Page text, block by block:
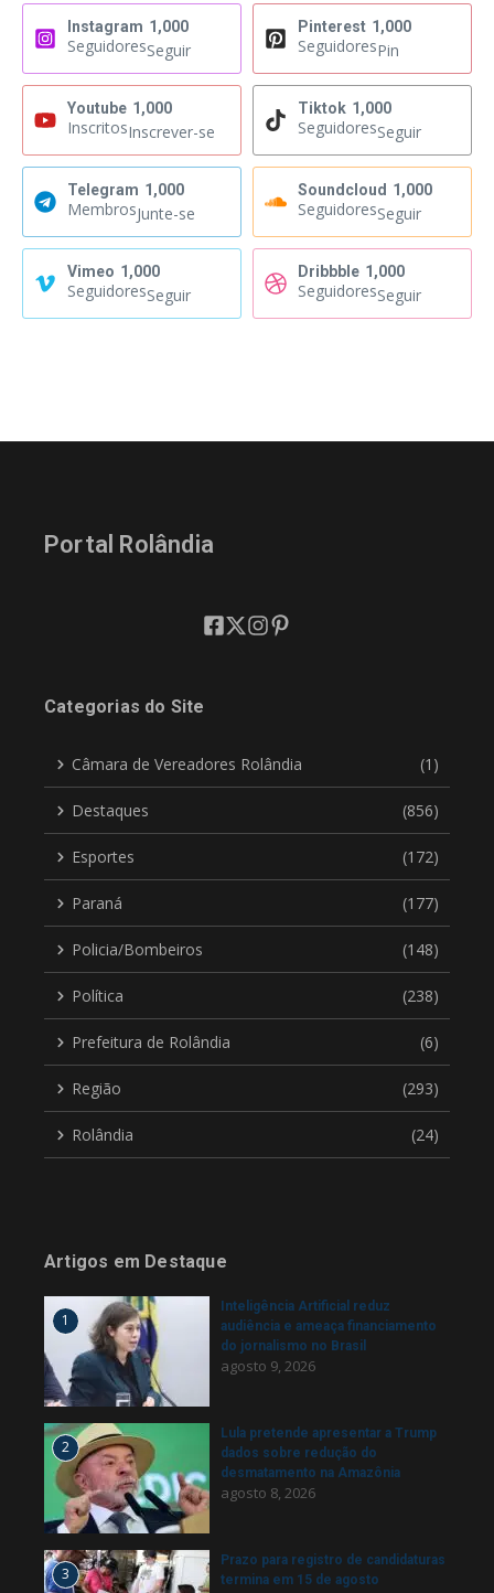
Instagram 1,000
SeguidoresSeguir
Pinterest 1,000
SeguidoresPin
Youtube 1,000
InscritosInscrever-se
Tiktok 1,000
SeguidoresSeguir
Telegram 1,000
MembrosJunte-se
Soundcloud 1,000
SeguidoresSeguir
Vimeo 1,000
SeguidoresSeguir
Dribbble 1,000
SeguidoresSeguir
Portal Rolândia
Categorias do Site
Câmara de Vereadores Rolândia (1)
Destaques (856)
Esportes (172)
Paraná (177)
Policia/Bombeiros (148)
Política (238)
Prefeitura de Rolândia (6)
Região (293)
Rolândia (24)
Artigos em Destaque
1
Inteligência Artificial reduz
audiência e ameaça financiamento
do jornalismo no Brasil
agosto 9, 2026
2
Lula pretende apresentar a Trump
dados sobre redução do
desmatamento na Amazônia
agosto 8, 2026
3
Prazo para registro de candidaturas
termina em 15 de agosto